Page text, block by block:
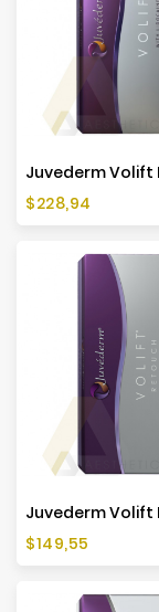
Cena
$228,94
Cena
$149,55